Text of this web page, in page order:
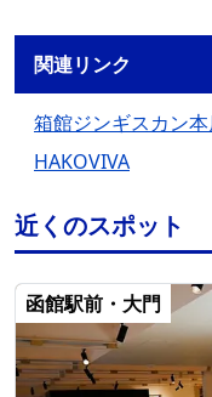
関連リンク
箱館ジンギスカン
HAKOVIVA
近くのスポット
函館駅前・大門